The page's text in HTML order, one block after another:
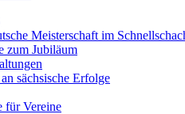
Meisterschaft im
zum Jubiläum
sächsische Erfolge
für Vereine